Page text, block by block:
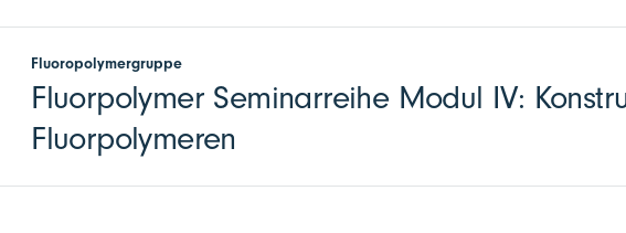
Fluoropolymergruppe
Fluorpolymer Seminarreihe Modul IV:
Fluorpolymeren